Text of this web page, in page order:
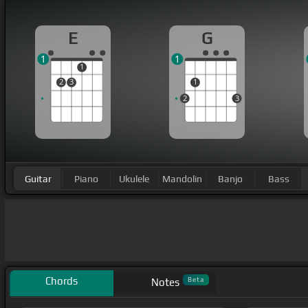
E
2 3
1
1
G
2
1
3
1
Guitar Piano Ukulele Mandolin Banjo Bass
Chords Notes Beta